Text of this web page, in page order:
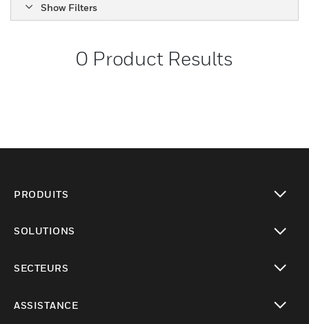
Show Filters
0 Product Results
PRODUITS
SOLUTIONS
SECTEURS
ASSISTANCE